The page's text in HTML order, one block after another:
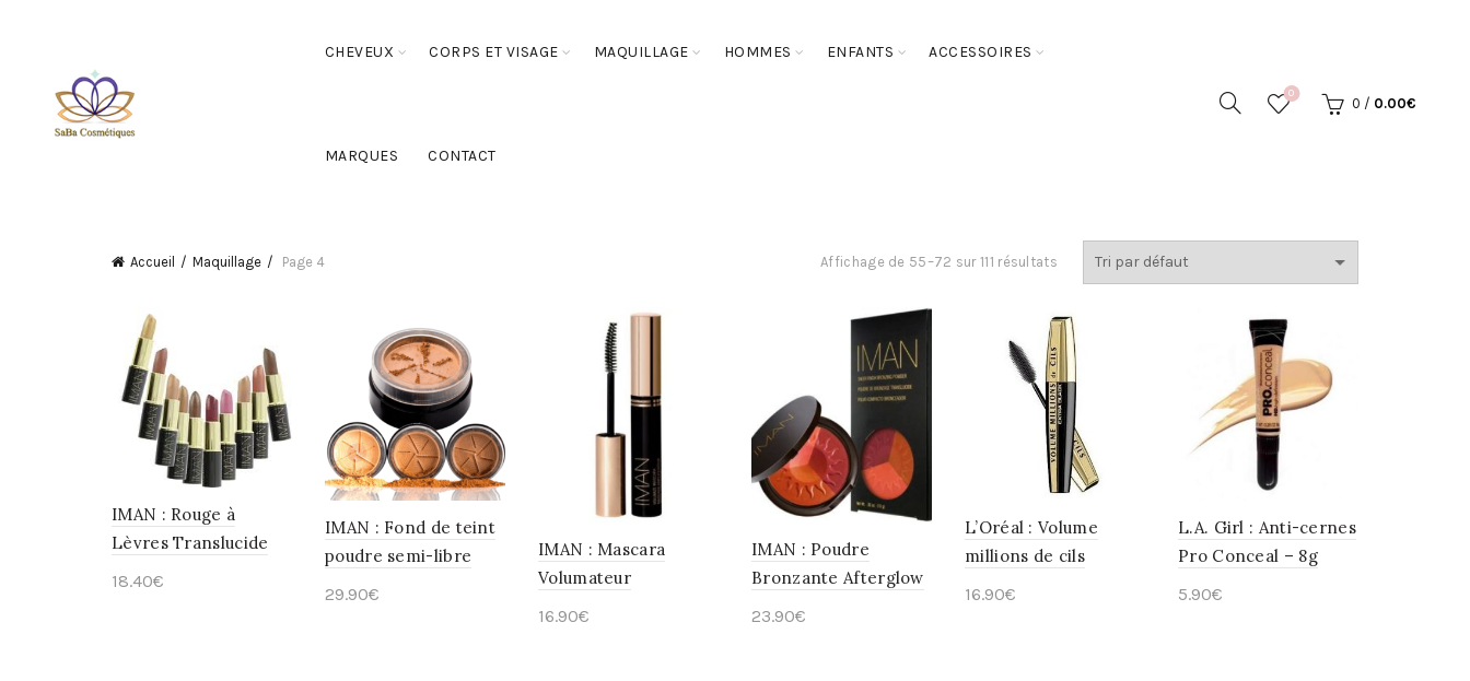
CHEVEUX CORPS ET VISAGE MAQUILLAGE HOMMES ENFANTS ACCESSOIRES
MARQUES CONTACT
0
0 / 0.00€
Accueil Maquillage Page 4 Affichage de 55–72 sur 111 résultats
IMAN : Rouge à
Lèvres Translucide
18.40€
IMAN : Fond de teint
poudre semi-libre
29.90€
IMAN : Mascara
Volumateur
16.90€
IMAN : Poudre
Bronzante Afterglow
23.90€
L’Oréal : Volume
millions de cils
16.90€
L.A. Girl : Anti-cernes
Pro Conceal – 8g
5.90€